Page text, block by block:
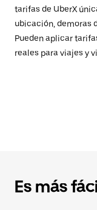
tarifas de UberX
ubicación, demoras
Pueden aplicar
reales para viajes y
Es más